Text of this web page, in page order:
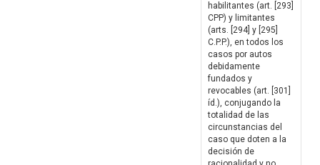
habilitantes (art. [293]
CPP) y limitantes
(arts. [294] y [295]
C.P.P.), en todos los
casos por autos
debidamente
fundados y
revocables (art. [301]
íd.), conjugando la
totalidad de las
circunstancias del
caso que doten a la
decisión de